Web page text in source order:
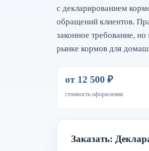
с декларированием
обращений клиентов.
законное требование,
рынке кормов для
от 12 500 ₽
стоимость оформления
Заказать: